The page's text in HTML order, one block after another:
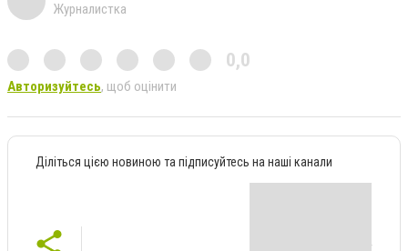
Журналистка
0,0
Авторизуйтесь, щоб оцінити
Діліться цією новиною та підписуйтесь на наші канали